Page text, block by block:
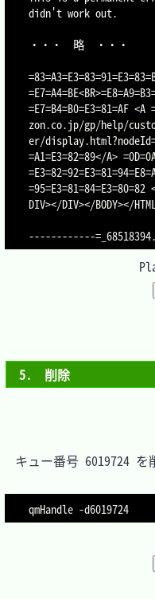
didn't work out.
・・・	略	・・・
=E7=B4=B0=E3=81=AF
zon.co.jp/gp/help/
er/
=A1=E3=82=89</A>
=95=E3=81=84=E3=80=82
DIV></DIV></BODY></
5.　削除
キュー番号 6019724 を
qmHandle -d6019724